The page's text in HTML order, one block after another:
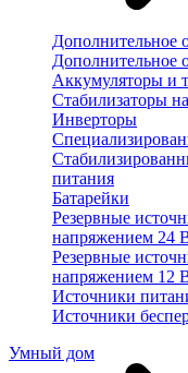
Дополнительное
Дополнительное
Аккумуляторы и
Стабилизаторы
Инверторы
питания
Батарейки
Резервные
напряжением 24
Резервные
напряжением 12
Источники
Источники
Умный дом